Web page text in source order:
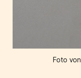
Foto von